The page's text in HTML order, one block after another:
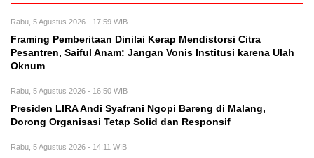
Rabu, 5 Agustus 2026 - 17:59 WIB
Framing Pemberitaan Dinilai Kerap Mendistorsi Citra
Pesantren, Saiful Anam: Jangan Vonis Institusi karena Ulah
Oknum
Rabu, 5 Agustus 2026 - 16:50 WIB
Presiden LIRA Andi Syafrani Ngopi Bareng di Malang,
Dorong Organisasi Tetap Solid dan Responsif
Rabu, 5 Agustus 2026 - 14:11 WIB